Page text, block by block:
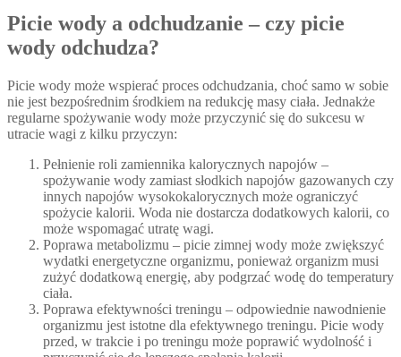
Picie wody a odchudzanie – czy picie
wody odchudza?
Picie wody może wspierać proces odchudzania, choć samo w sobie
nie jest bezpośrednim środkiem na redukcję masy ciała. Jednakże
regularne spożywanie wody może przyczynić się do sukcesu w
utracie wagi z kilku przyczyn:
Pełnienie roli zamiennika kalorycznych napojów –
spożywanie wody zamiast słodkich napojów gazowanych czy
innych napojów wysokokalorycznych może ograniczyć
spożycie kalorii. Woda nie dostarcza dodatkowych kalorii, co
może wspomagać utratę wagi.
Poprawa metabolizmu – picie zimnej wody może zwiększyć
wydatki energetyczne organizmu, ponieważ organizm musi
zużyć dodatkową energię, aby podgrzać wodę do temperatury
ciała.
Poprawa efektywności treningu – odpowiednie nawodnienie
organizmu jest istotne dla efektywnego treningu. Picie wody
przed, w trakcie i po treningu może poprawić wydolność i